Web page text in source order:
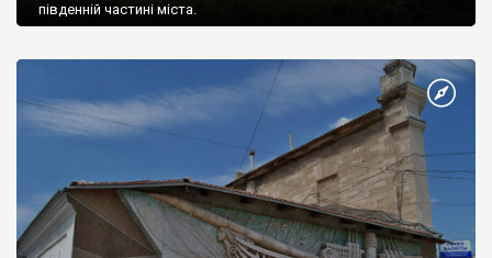
південній частині міста.